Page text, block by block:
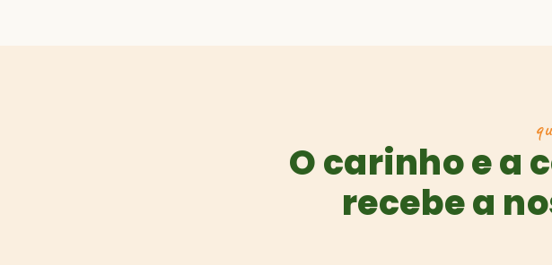
O carinho e a
recebe a